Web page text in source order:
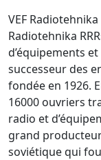
VEF Radiotehnika
Radiotehnika
d’équipements
successeur des
fondée en 1926.
16000 ouvriers
radio et
grand
soviétique qui